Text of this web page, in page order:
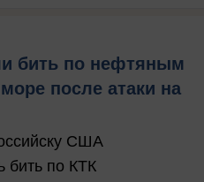
бить по нефтяным
после атаки на
США
бить по КТК